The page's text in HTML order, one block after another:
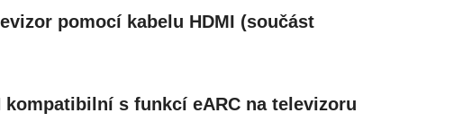
pomocí kabelu HDMI (součást
kompatibilní s funkcí eARC na televizoru